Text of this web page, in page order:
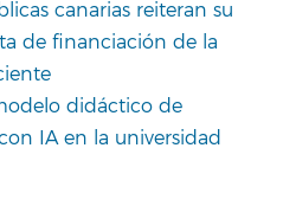
canarias reiteran su
de financiación de la
didáctico de
IA en la universidad